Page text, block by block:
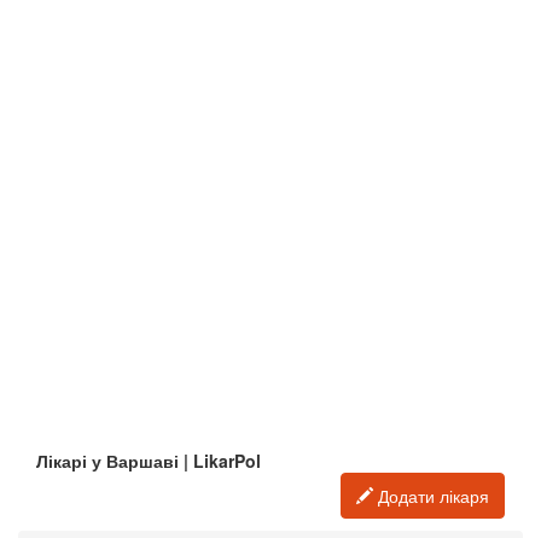
Лікарі у Варшаві | LikarPol
Додати лікаря